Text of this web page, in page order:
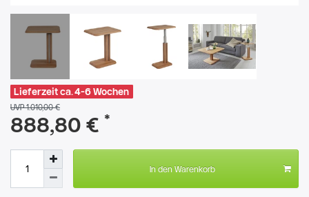
Lieferzeit ca. 4-6 Wochen
UVP 1.010,00 €
888,80 € *
In den Warenkorb